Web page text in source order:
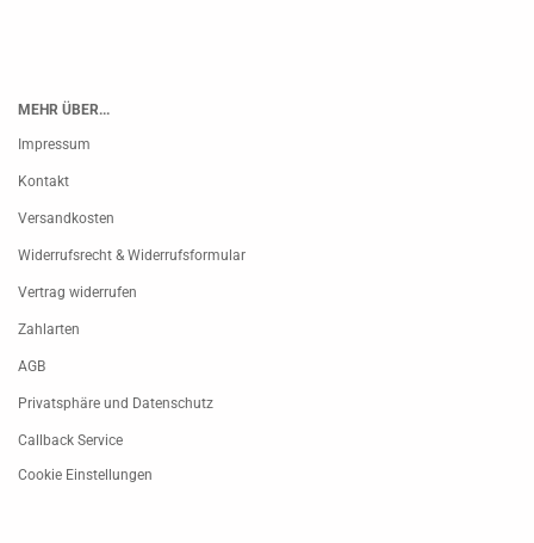
MEHR ÜBER...
Impressum
Kontakt
Versandkosten
Widerrufsrecht & Widerrufsformular
Vertrag widerrufen
Zahlarten
AGB
Privatsphäre und Datenschutz
Callback Service
Cookie Einstellungen